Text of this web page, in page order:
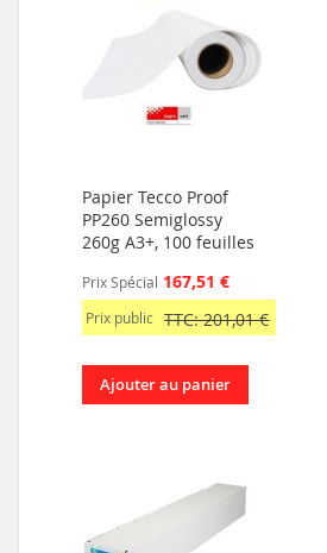
Papier Tecco Proof
PP260 Semiglossy
260g A3+, 100 feuilles
Prix Spécial 167,51 €
Prix public TTC: 201,01 €
Ajouter au panier